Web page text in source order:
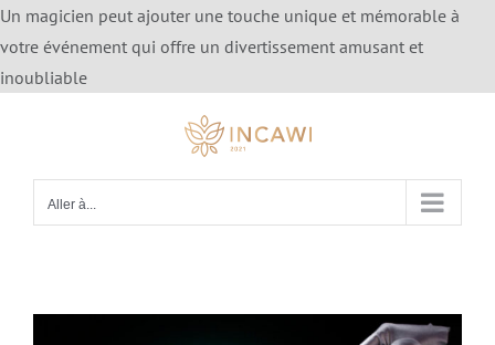
Un magicien peut ajouter une touche unique et mémorable à
votre événement qui offre un divertissement amusant et
inoubliablePasser
Aller à...